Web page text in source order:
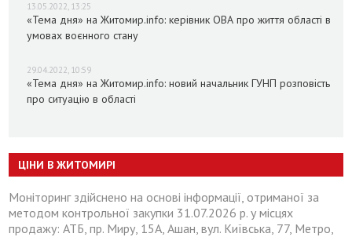
13.05.2022, 13:25
«Тема дня» на Житомир.info: керівник ОВА про життя області в
умовах воєнного стану
29.04.2022, 10:59
«Тема дня» на Житомир.info: новий начальник ГУНП розповість
про ситуацію в області
ЦІНИ В ЖИТОМИРІ
Моніторинг здійснено на основі інформації, отриманої за
методом контрольної закупки 31.07.2026 р. у місцях
продажу: АТБ, пр. Миру, 15А, Ашан, вул. Київська, 77, Метро,